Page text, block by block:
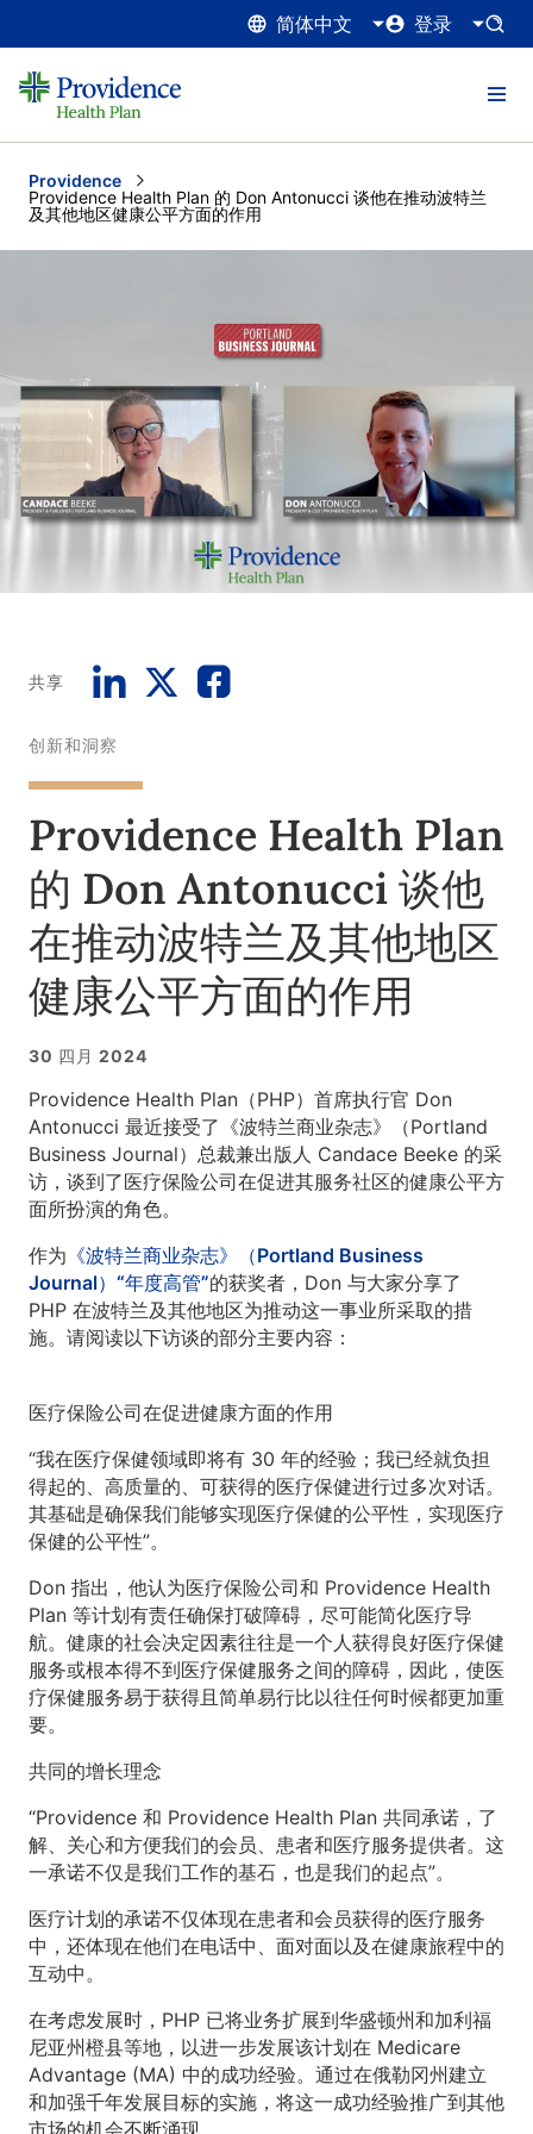
简体中文 登录
Providence
Current:
Providence Health Plan 的 Don Antonucci 谈他在推动波特兰
及其他地区健康公平方面的作用
共享
创新和洞察
Providence Health Plan
的 Don Antonucci 谈他
在推动波特兰及其他地区
健康公平方面的作用
30 四月 2024
Providence Health Plan（PHP）首席执行官 Don
Antonucci 最近接受了《波特兰商业杂志》（Portland
Business Journal）总裁兼出版人 Candace Beeke 的采
访，谈到了医疗保险公司在促进其服务社区的健康公平方
面所扮演的角色。
作为 《波特兰商业杂志》（Portland Business
Journal）“年度高管”的获奖者，Don 与大家分享了
PHP 在波特兰及其他地区为推动这一事业所采取的措
施。请阅读以下访谈的部分主要内容：
医疗保险公司在促进健康方面的作用
“我在医疗保健领域即将有 30 年的经验；我已经就负担
得起的、高质量的、可获得的医疗保健进行过多次对话。
其基础是确保我们能够实现医疗保健的公平性，实现医疗
保健的公平性”。
Don 指出，他认为医疗保险公司和 Providence Health
Plan 等计划有责任确保打破障碍，尽可能简化医疗导
航。健康的社会决定因素往往是一个人获得良好医疗保健
服务或根本得不到医疗保健服务之间的障碍，因此，使医
疗保健服务易于获得且简单易行比以往任何时候都更加重
要。
共同的增长理念
“Providence 和 Providence Health Plan 共同承诺，了
解、关心和方便我们的会员、患者和医疗服务提供者。这
一承诺不仅是我们工作的基石，也是我们的起点”。
医疗计划的承诺不仅体现在患者和会员获得的医疗服务
中，还体现在他们在电话中、面对面以及在健康旅程中的
互动中。
在考虑发展时，PHP 已将业务扩展到华盛顿州和加利福
尼亚州橙县等地，以进一步发展该计划在 Medicare
Advantage (MA) 中的成功经验。通过在俄勒冈州建立
和加强千年发展目标的实施，将这一成功经验推广到其他
市场的机会不断涌现。